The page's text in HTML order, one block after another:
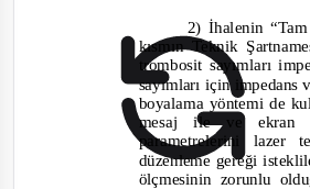
2) İhalenin
kısmın Teknik
trombosit sayımları
sayımları için
boyalama yöntemi de
mesaj ile ve ekran
parametrelerini lazer
düzenleme gereği
ölçmesinin zorunlu